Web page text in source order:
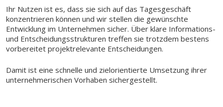
Ihr Nutzen ist es, dass sie sich auf das Tagesgeschäft
konzentrieren können und wir stellen die gewünschte
Entwicklung im Unternehmen sicher. Über klare Informations-
und Entscheidungsstrukturen treffen sie trotzdem bestens
vorbereitet projektrelevante Entscheidungen.
Damit ist eine schnelle und zielorientierte Umsetzung ihrer
unternehmerischen Vorhaben sichergestellt.